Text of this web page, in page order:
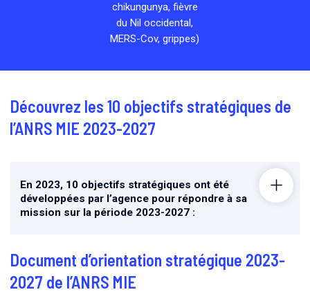
chikungunya, fièvre
du Nil occidental,
MERS-Cov, grippes)
Découvrez les 10 objectifs stratégiques de
l’ANRS MIE 2023-2027
En 2023, 10 objectifs stratégiques ont été
développées par l’agence pour répondre à sa
mission sur la période 2023-2027 :
Document d’orientation stratégique 2023-
2027 de l’ANRS MIE